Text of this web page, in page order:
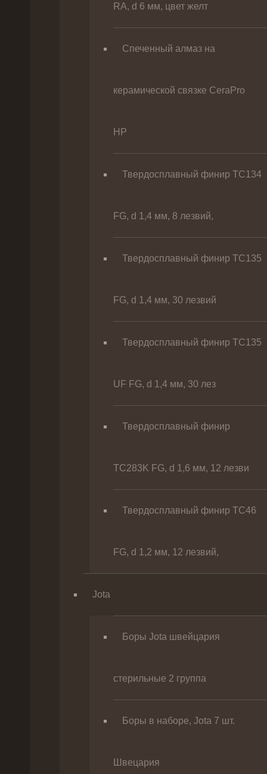
RA, d 6 мм, цвет желт
Спеченный алмаз на
керамической связке CeraPro
HP
Твердосплавный финир TC134
FG, d 1,4 мм, 8 лезвий,
Твердосплавный финир TC135
FG, d 1,4 мм, 30 лезвий
Твердосплавный финир TC135
UF FG, d 1,4 мм, 30 лез
Твердосплавный финир
TC283K FG, d 1,6 мм, 12 лезви
Твердосплавный финир TC46
FG, d 1,2 мм, 12 лезвий,
Jota
Боры Jota швейцария
стерильные 2 группа
Боры в наборе, Jota 7 шт.
Швецария